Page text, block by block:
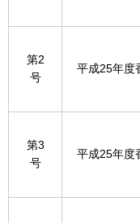
第2
号
平成25年度
第3
号
平成25年度